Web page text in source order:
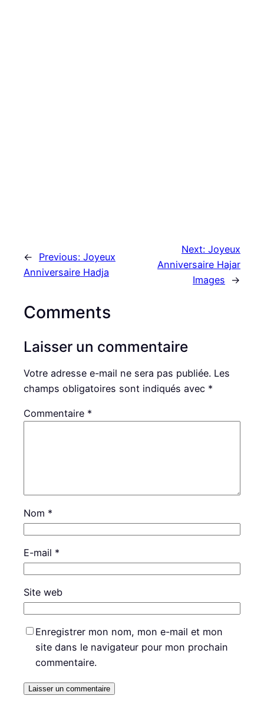
← Previous: Joyeux
Anniversaire Hadja
Next: Joyeux
Anniversaire Hajar
Images
→
Comments
Laisser un commentaire
Votre adresse e-mail ne sera pas publiée. Les
champs obligatoires sont indiqués avec *
Commentaire *
Nom *
E-mail *
Site web
Enregistrer mon nom, mon e-mail et mon
site dans le navigateur pour mon prochain
commentaire.